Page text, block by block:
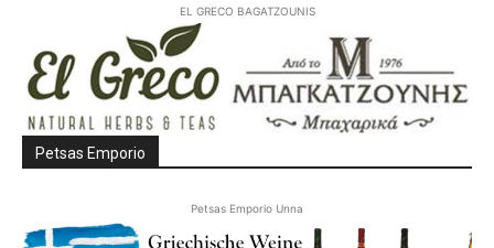
EL GRECO BAGATZOUNIS
Petsas Emporio
Petsas Emporio Unna